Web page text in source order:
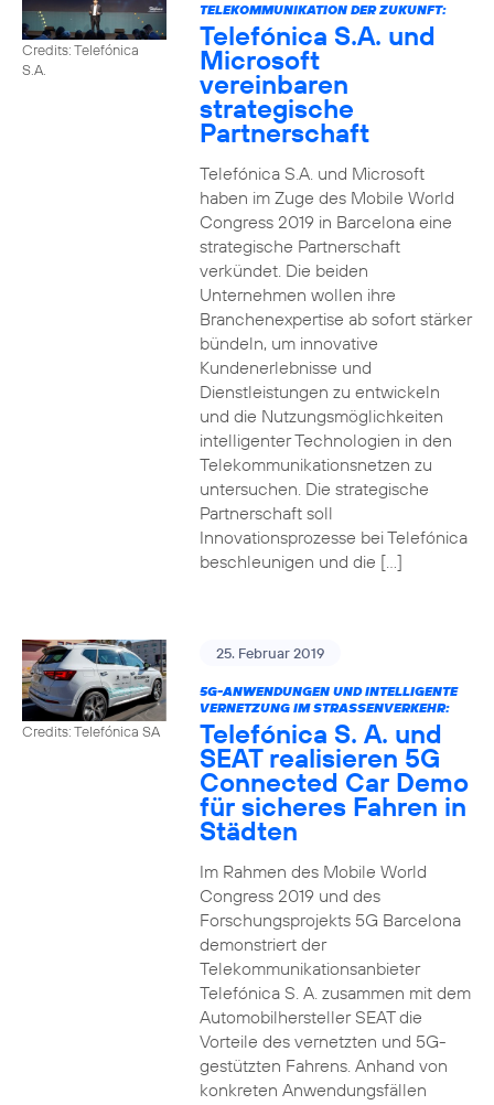
Credits: Telefónica
S.A.
TELEKOMMUNIKATION DER ZUKUNFT:
Telefónica S.A. und
Microsoft
vereinbaren
strategische
Partnerschaft
Telefónica S.A. und Microsoft
haben im Zuge des Mobile World
Congress 2019 in Barcelona eine
strategische Partnerschaft
verkündet. Die beiden
Unternehmen wollen ihre
Branchenexpertise ab sofort stärker
bündeln, um innovative
Kundenerlebnisse und
Dienstleistungen zu entwickeln
und die Nutzungsmöglichkeiten
intelligenter Technologien in den
Telekommunikationsnetzen zu
untersuchen. Die strategische
Partnerschaft soll
Innovationsprozesse bei Telefónica
beschleunigen und die […]
Credits: Telefónica SA
25. Februar 2019
5G-ANWENDUNGEN UND INTELLIGENTE
VERNETZUNG IM STRASSENVERKEHR:
Telefónica S. A. und
SEAT realisieren 5G
Connected Car Demo
für sicheres Fahren in
Städten
Im Rahmen des Mobile World
Congress 2019 und des
Forschungsprojekts 5G Barcelona
demonstriert der
Telekommunikationsanbieter
Telefónica S. A. zusammen mit dem
Automobilhersteller SEAT die
Vorteile des vernetzten und 5G-
gestützten Fahrens. Anhand von
konkreten Anwendungsfällen